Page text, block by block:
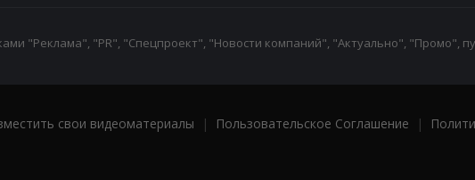
"Реклама", "PR", "Спецпроект", "Новости компаний", "Актуально", "Промо",
свои видеоматериалы | Пользовательское Соглашение |